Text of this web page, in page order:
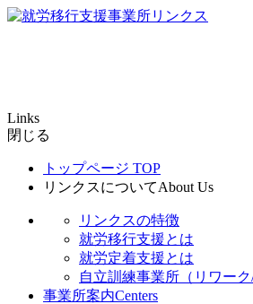
Links
閉じる
トップページ TOP
リンクスについてAbout Us
リンクスの特徴
就労移行支援とは
就労定着支援とは
自立訓練事業所（リワーク
事業所案内Centers